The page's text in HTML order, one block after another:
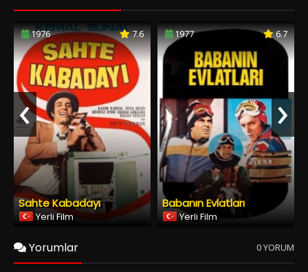
Sahte Kabadayı
Yerli Film
Babanın Evlatları
Yerli Film
Yorumlar 0 YORUM